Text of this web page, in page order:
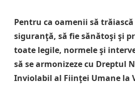
Pentru ca oamenii să
siguranţă, să fie sănătoşi şi
toate legile, normele şi
să se armonizeze cu Dreptul
Inviolabil al Fiinţei Umane la